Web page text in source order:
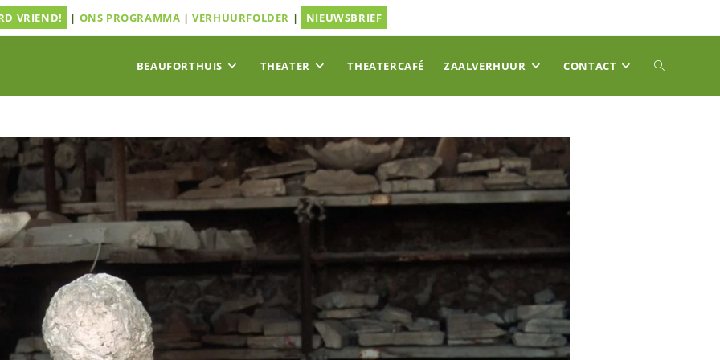
VRIEND! | ONS PROGRAMMA |VERHUURFOLDER | NIEUWSBRIEF
BEAUFORTHUIS THEATER THEATERCAFÉ ZAALVERHUUR CONTACT TOGGLE